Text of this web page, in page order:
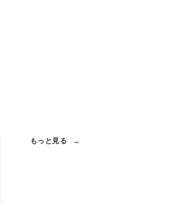
もっと見る